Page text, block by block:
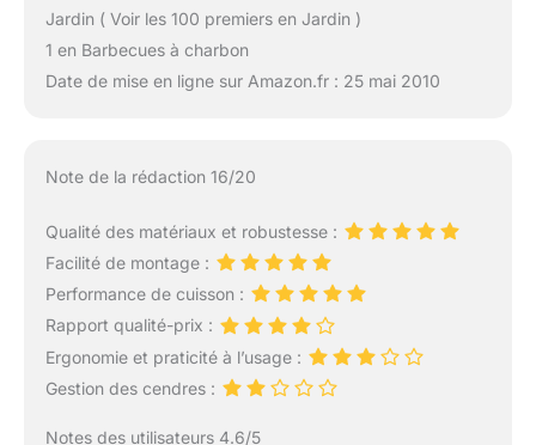
Jardin ( Voir les 100 premiers en Jardin )
1 en Barbecues à charbon
Date de mise en ligne sur Amazon.fr : 25 mai 2010
Note de la rédaction 16/20
Qualité des matériaux et robustesse :
Facilité de montage :
Performance de cuisson :
Rapport qualité-prix :
Ergonomie et praticité à l’usage :
Gestion des cendres :
Notes des utilisateurs 4.6/5